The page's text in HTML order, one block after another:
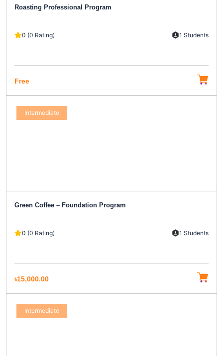
Roasting Professional Program
0 (0 Rating) 1 Students
Free
Intermediate
Green Coffee – Foundation Program
0 (0 Rating) 1 Students
৳15,000.00
Intermediate